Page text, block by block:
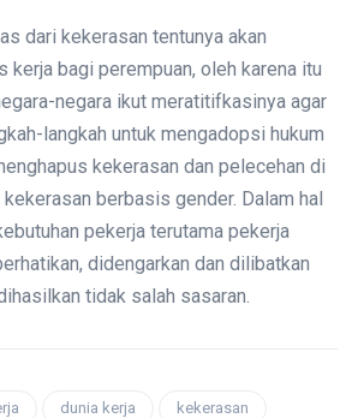
dari kekerasan tentunya akan
kerja bagi perempuan, oleh karena itu
negara ikut meratitifkasinya agar
langkah untuk mengadopsi hukum
kekerasan dan pelecehan di
berbasis gender. Dalam hal
pekerja terutama pekerja
didengarkan dan dilibatkan
tidak salah sasaran.
dunia kerja kekerasan